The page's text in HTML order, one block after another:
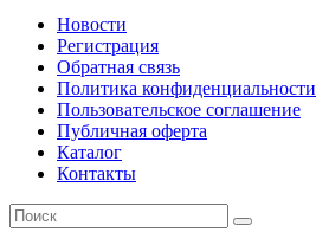
Новости
Регистрация
Обратная связь
Политика конфиденциальности
Пользовательское соглашение
Публичная оферта
Каталог
Контакты